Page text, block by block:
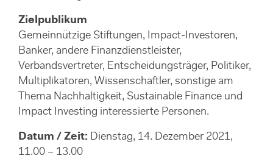
Zielpublikum
Gemeinnützige Stiftungen, Impact-Investoren,
Banker, andere Finanzdienstleister,
Verbandsvertreter, Entscheidungsträger, Politiker,
Multiplikatoren, Wissenschaftler, sonstige am
Thema Nachhaltigkeit, Sustainable Finance und
Impact Investing interessierte Personen.
Datum / Zeit: Dienstag, 14. Dezember 2021,
11.00 – 13.00